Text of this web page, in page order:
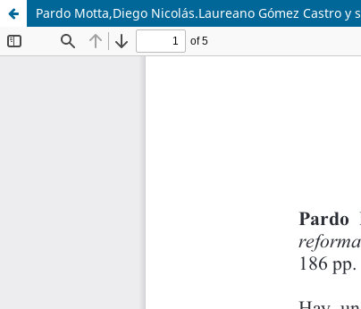
Pardo Motta,Diego Nicolás.Laureano Gómez Castro